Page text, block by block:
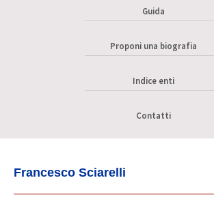
Guida
Proponi una biografia
Indice enti
Contatti
Francesco Sciarelli